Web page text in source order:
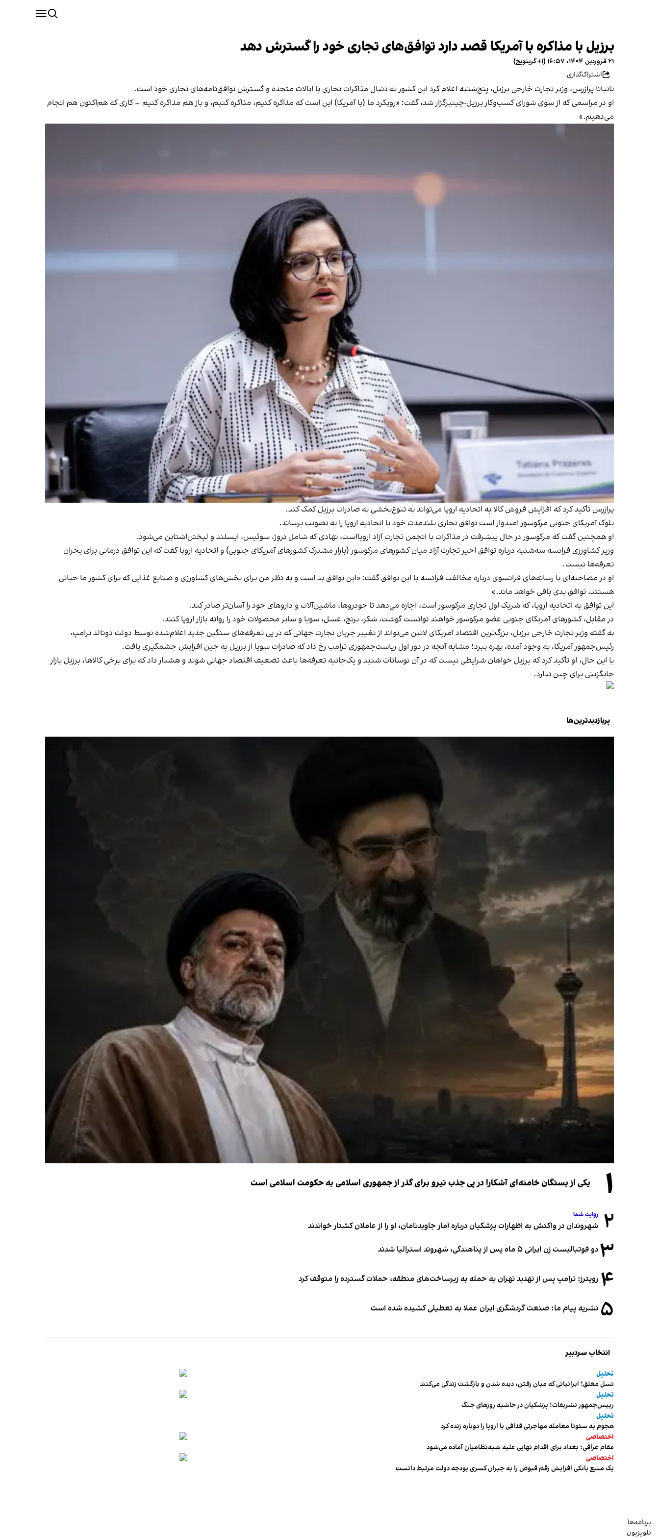
برزیل با مذاکره با آمریکا قصد دارد توافق‌های تجاری خود را گسترش دهد
۲۱ فروردین ۱۴۰۴، ۱۶:۵۷ (‎+۱ گرینویچ)
اشتراک‌گذاری
تاتیانا پرازرس، وزیر تجارت خارجی برزیل، پنج‌شنبه اعلام کرد این کشور به دنبال مذاکرات تجاری با ایالات متحده و گسترش توافق‌نامه‌های تجاری خود است.
او در مراسمی که از سوی شورای کسب‌وکار برزیل-چینبرگزار شد، گفت: «رویکرد ما (با آمریکا) این است که مذاکره کنیم، مذاکره کنیم، و باز هم مذاکره کنیم – کاری که هم‌اکنون هم انجام
می‌دهیم.»
پرازرس تأکید کرد که افزایش فروش کالا به اتحادیه اروپا می‌تواند به تنوع‌بخشی به صادرات برزیل کمک کند.
بلوک آمریکای جنوبی مرکوسور امیدوار است توافق تجاری بلندمدت خود با اتحادیه اروپا را به تصویب برساند.
او همچنین گفت که مرکوسور در حال پیشرفت در مذاکرات با انجمن تجارت آزاد اروپااست، نهادی که شامل نروژ، سوئیس، ایسلند و لیختن‌اشتاین می‌شود.
وزیر کشاورزی فرانسه سه‌شنبه درباره توافق اخیر تجارت آزاد میان کشورهای مرکوسور (بازار مشترک کشورهای آمریکای جنوبی) و اتحادیه اروپا گفت که این توافق درمانی برای بحران
تعرفه‌ها نیست.
او در مصاحبه‌ای با رسانه‌های فرانسوی درباره مخالفت فرانسه با این توافق گفت: «این توافق بد است و به نظر من برای بخش‌های کشاورزی و صنایع غذایی که برای کشور ما حیاتی
هستند، توافق بدی باقی خواهد ماند.»
این توافق به اتحادیه اروپا، که شریک اول تجاری مرکوسور است، اجازه می‌دهد تا خودروها، ماشین‌آلات و داروهای خود را آسان‌تر صادر کند.
در مقابل، کشورهای آمریکای جنوبی عضو مرکوسور خواهند توانست گوشت، شکر، برنج، عسل، سویا و سایر محصولات خود را روانه بازار اروپا کنند.
به گفته وزیر تجارت خارجی برزیل، بزرگ‌ترین اقتصاد آمریکای لاتین می‌تواند از تغییر جریان تجارت جهانی که در پی تعرفه‌های سنگین جدید اعلام‌شده توسط دولت دونالد ترامپ،
رئیس‌جمهور آمریکا، به وجود آمده، بهره ببرد؛ مشابه آنچه در دور اول ریاست‌جمهوری ترامپ رخ داد که صادرات سویا از برزیل به چین افزایش چشمگیری یافت.
با این حال، او تأکید کرد که برزیل خواهان شرایطی نیست که در آن نوسانات شدید و یک‌جانبه تعرفه‌ها باعث تضعیف اقتصاد جهانی شوند و هشدار داد که برای برخی کالاها، برزیل بازار
جایگزینی برای چین ندارد.
پربازدیدترین‌ها
۱ یکی از بستگان خامنه‌ای آشکارا در پی جذب نیرو برای گذر از جمهوری اسلامی به حکومت اسلامی است
۲ روایت شما
شهروندان در واکنش به اظهارات پزشکیان درباره آمار جاویدنامان، او را از عاملان کشتار خواندند
۳دو فوتبالیست زن ایرانی ۵ ماه پس از پناهندگی، شهروند استرالیا شدند
۴ رویترز: ترامپ پس از تهدید تهران به حمله به زیرساخت‌های منطقه، حملات گسترده را متوقف کرد
۵ نشریه پیام ما: صنعت گردشگری ایران عملا به تعطیلی کشیده شده است
انتخاب سردبیر
تحلیل
نسل معلق؛ ایرانیانی که میان رفتن، دیده شدن و بازگشت زندگی می‌کنند
تحلیل
رییس‌جمهور تشریفات؛ پزشکیان در حاشیه روزهای جنگ
تحلیل
هجوم به سئوتا معامله مهاجرتی قذافی با اروپا را دوباره زنده کرد
اختصاصی
مقام عراقی: بغداد برای اقدام نهایی علیه شبه‌نظامیان آماده می‌شود
اختصاصی
یک منبع بانکی افزایش رقم قبوض را به جبران کسری بودجه دولت مرتبط دانست
برنامه‌ها
تلویزیون